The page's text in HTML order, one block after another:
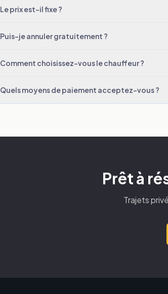
Le prix est-il fixe ?
Puis-je annuler gratuitement ?
Comment choisissez-vous le chauffeur ?
Quels moyens de paiement acceptez-vous ?
Prêt à
Trajets